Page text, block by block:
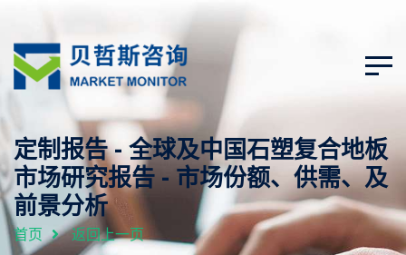
定制报告 - 全球及中国石塑复合地板
市场研究报告 - 市场份额、供需、及
前景分析
首页 返回上一页